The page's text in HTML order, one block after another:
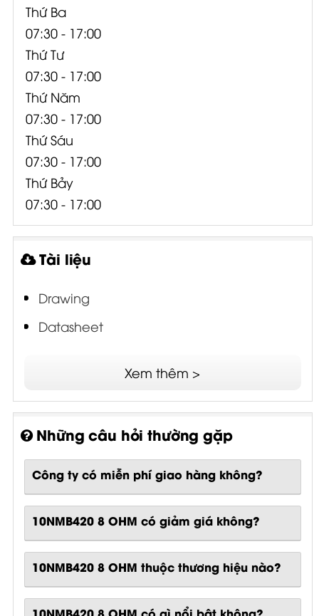
Thứ Ba
07:30 - 17:00
Thứ Tư
07:30 - 17:00
Thứ Năm
07:30 - 17:00
Thứ Sáu
07:30 - 17:00
Thứ Bảy
07:30 - 17:00
Tài liệu
Drawing
Datasheet
SDR - Single Demodulating Ring
Xem thêm >
Những câu hỏi thường gặp
Công ty có miễn phí giao hàng không?
10NMB420 8 OHM có giảm giá không?
10NMB420 8 OHM thuộc thương hiệu nào?
10NMB420 8 OHM có gì nổi bật không?